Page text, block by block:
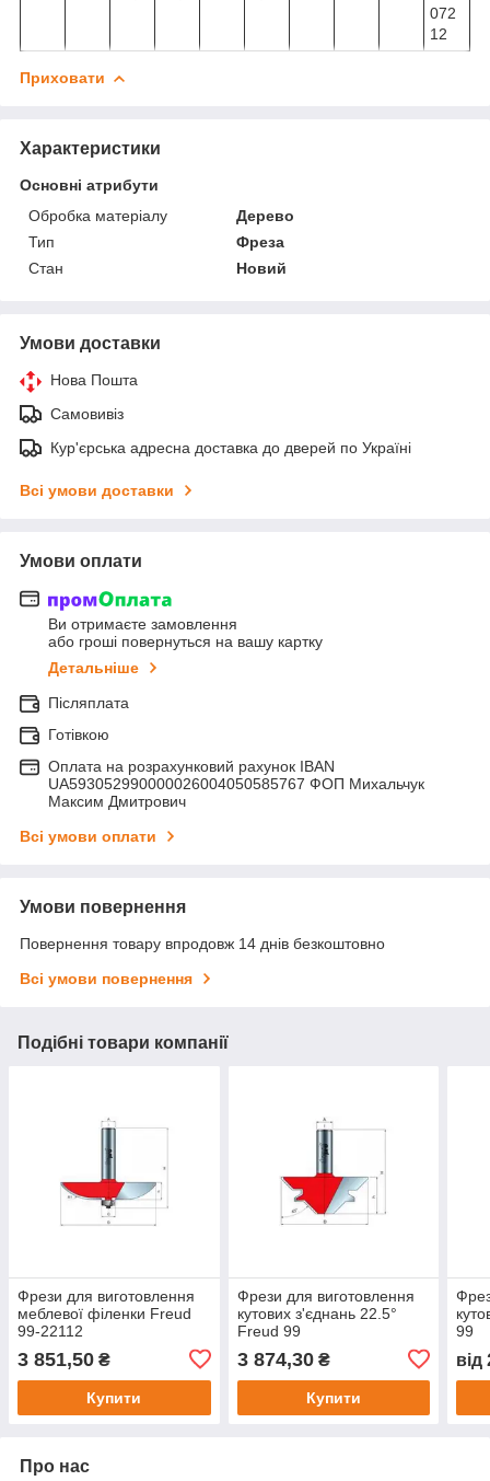
072
12
Приховати
Характеристики
Основні атрибути
Обробка матеріалу
Дерево
Тип
Фреза
Стан
Новий
Умови доставки
Нова Пошта
Самовивіз
Кур'єрська адресна доставка до дверей по Україні
Всі умови доставки
Умови оплати
Ви отримаєте замовлення
або гроші повернуться на вашу картку
Детальніше
Післяплата
Готівкою
Оплата на розрахунковий рахунок IBAN
UA593052990000026004050585767 ФОП Михальчук
Максим Дмитрович
Всі умови оплати
Умови повернення
Повернення товару впродовж 14 днів безкоштовно
Всі умови повернення
Подібні товари компанії
Фрези для виготовлення
меблевої філенки Freud
99-22112
3 851,50 ₴
Купити
Фрези для виготовлення
кутових з'єднань 22.5°
Freud 99
3 874,30₴
Купити
99
від
Про нас